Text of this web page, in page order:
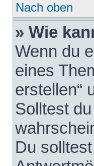
Nach oben
» Wie
Wenn du
eines
erstellen“
Solltest
Du